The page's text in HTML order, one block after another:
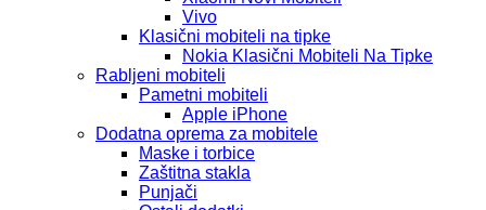
Vivo
Klasični mobiteli na tipke
Nokia Klasični Mobiteli Na Tipke
Rabljeni mobiteli
Pametni mobiteli
Apple iPhone
Dodatna oprema za mobitele
Maske i torbice
Zaštitna stakla
Punjači